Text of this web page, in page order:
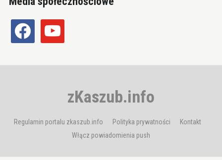
facebook youtube
zKaszub.info
Regulamin portalu zkaszub.info Polityka prywatności
Kontakt
Włącz powiadomienia push